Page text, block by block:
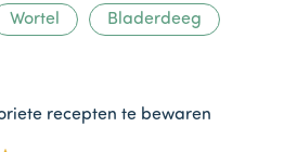
Wortel Bladerdeeg
recepten te bewaren